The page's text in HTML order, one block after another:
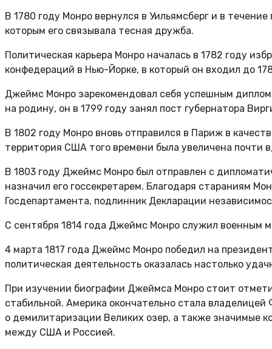
В 1780 году Монро вернулся в Уильямсберг и в
которым его связывала тесная дружба.
Политическая карьера Монро началась в 1782 году
конфедераций в Нью-Йорке, в который он входил до
Джеймс Монро зарекомендовал себя успешным
на родину, он в 1799 году занял пост губернатора
В 1802 году Монро вновь отправился в Париж в
территория США того времени была увеличена почти
В 1803 году Джеймс Монро был отправлен с
назначил его госсекретарем. Благодаря стараниям
Госдепартамента, подлинник Декларации
С сентября 1814 года Джеймс Монро служил военным
4 марта 1817 года Джеймс Монро победил на
политическая деятельность оказалась настолько
При изучении биографии Джеймса Монро стоит
стабильной. Америка окончательно стала
о демилитаризации Великих озер, а также значимые
между США и Россией.